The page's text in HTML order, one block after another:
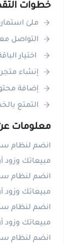
خطوات
ملئ
التواصل
اختيار
إنشاء
إضافة
التمتع
معلومات
انضم لنظام
مبيعاتك وزود
انضم لنظام
مبيعاتك وزود
انضم لنظام
مبيعاتك وزود
انضم لنظام